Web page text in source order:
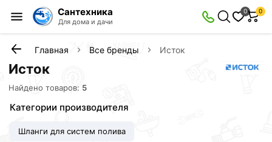
Сантехника
Для дома и дачи
0 0
Главная Все бренды Исток
Исток
Найдено товаров: 5
Категории производителя
Шланги для систем полива